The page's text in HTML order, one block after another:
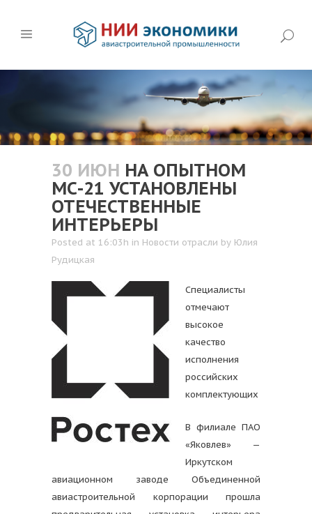
30 ИЮН НА ОПЫТНОМ
МС-21 УСТАНОВЛЕНЫ
ОТЕЧЕСТВЕННЫЕ
ИНТЕРЬЕРЫ
Posted at 16:03h in Новости отрасли by Юлия
Рудицкая
Специалисты
отмечают
высокое
качество
исполнения
российских
комплектующих
В филиале ПАО
«Яковлев» —
Иркутском
авиационном заводе Объединенной
авиастроительной корпорации прошла